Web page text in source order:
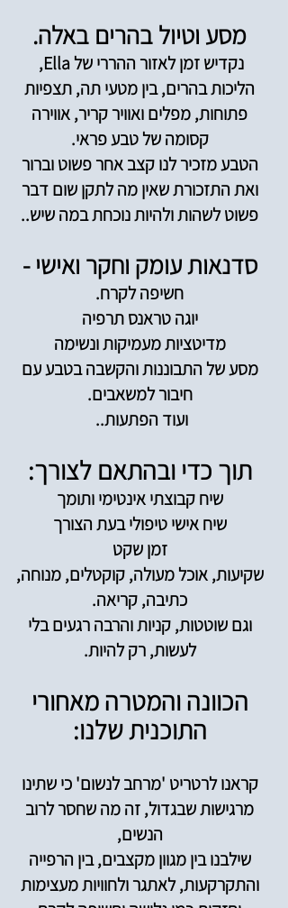
מסע וטיול בהרים באלה.
נקדיש זמן לאזור ההררי של Ella,
הליכות בהרים, בין מטעי תה, תצפיות
פתוחות, מפלים ואוויר קריר, אווירה
קסומה של טבע פראי.
הטבע מזכיר לנו קצב אחר פשוט וברור
ואת התזכורת שאין מה לתקן שום דבר
פשוט לשהות ולהיות נוכחת במה שיש..
סדנאות עומק וחקר ואישי -
חשיפה לקרח.
יוגה טראנס תרפיה
מדיטציות מעמיקות ונשימה
מסע של התבוננות והקשבה בטבע עם
חיבור למשאבים.
ועוד הפתעות..
תוך כדי ובהתאם לצורך:
שיח קבוצתי אינטימי ותומך
שיח אישי טיפולי בעת הצורך
זמן שקט
שקיעות, אוכל מעולה, קוקטלים, מנוחה,
כתיבה, קריאה.
וגם שוטטות, קניות והרבה רגעים בלי
לעשות, רק להיות.
הכוונה והמטרה מאחורי
התוכנית שלנו:
קראנו לרטריט 'מרחב לנשום' כי שתינו
מרגישות שבגדול, זה מה שחסר לרוב
הנשים,
שילבנו בין מגוון מקצבים, בין הרפייה
והתקרקעות, לאתגר ולחוויות מעצימות